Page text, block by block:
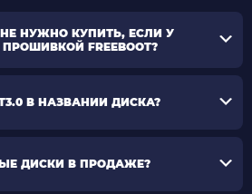
НУЖНО КУПИТЬ, ЕСЛИ У
FREEBOOT?
В НАЗВАНИИ ДИСКА?
ДИСКИ В ПРОДАЖЕ?